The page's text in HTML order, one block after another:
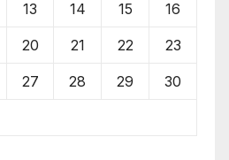
13 14 15 16
20 21 22 23
27 28 29 30